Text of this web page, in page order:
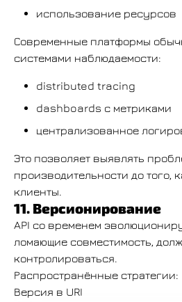
использование ресурсов
Современные платформы
системами наблюдаемости:
distributed tracing
dashboards с метриками
централизованное
Это позволяет выявлять
производительности до того,
клиенты.
11. Версионирование
API со временем
ломающие совместимость,
контролироваться.
Распространённые стратегии:
Версия в URI